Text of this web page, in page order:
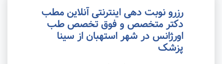
رزرو نوبت دهی اینترنتی آنلاین مطب
دکتر متخصص و فوق تخصص طب
اورژانس در شهر استهبان از سینا
پزشک